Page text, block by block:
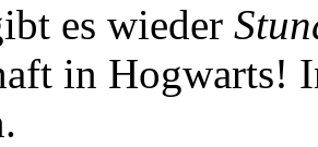
es wieder
in Hogwarts!